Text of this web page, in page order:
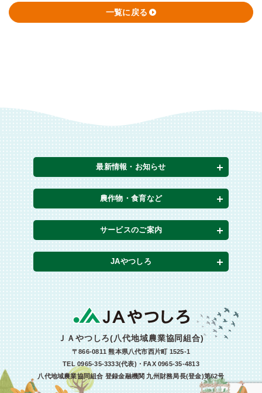
一覧に戻る
最新情報・お知らせ
農作物・食育など
サービスのご案内
JAやつしろ
ＪＡやつしろ(八代地域農業協同組合)
〒866-0811 熊本県八代市西片町 1525-1
TEL 0965-35-3333(代表)・FAX 0965-35-4813
八代地域農業協同組合 登録金融機関 九州財務局長(登金)第62号